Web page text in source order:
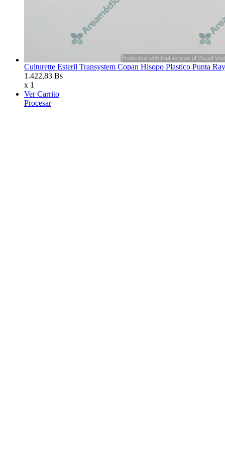
Culturette Esteril Transystem Copan Hisopo Plastico Punta
1.422,83 Bs
x 1
Ver Carrito
Procesar